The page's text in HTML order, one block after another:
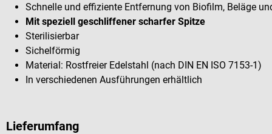
Schnelle und effiziente Entfernung von Biofilm, Beläge
Mit speziell geschliffener scharfer Spitze
Sterilisierbar
Sichelförmig
Material: Rostfreier Edelstahl (nach DIN EN ISO 7153-1)
In verschiedenen Ausführungen erhältlich
Lieferumfang